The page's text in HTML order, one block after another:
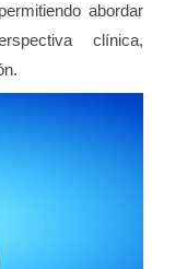
abordar
clínica,